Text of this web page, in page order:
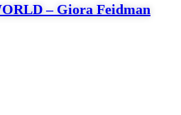
– Giora Feidman